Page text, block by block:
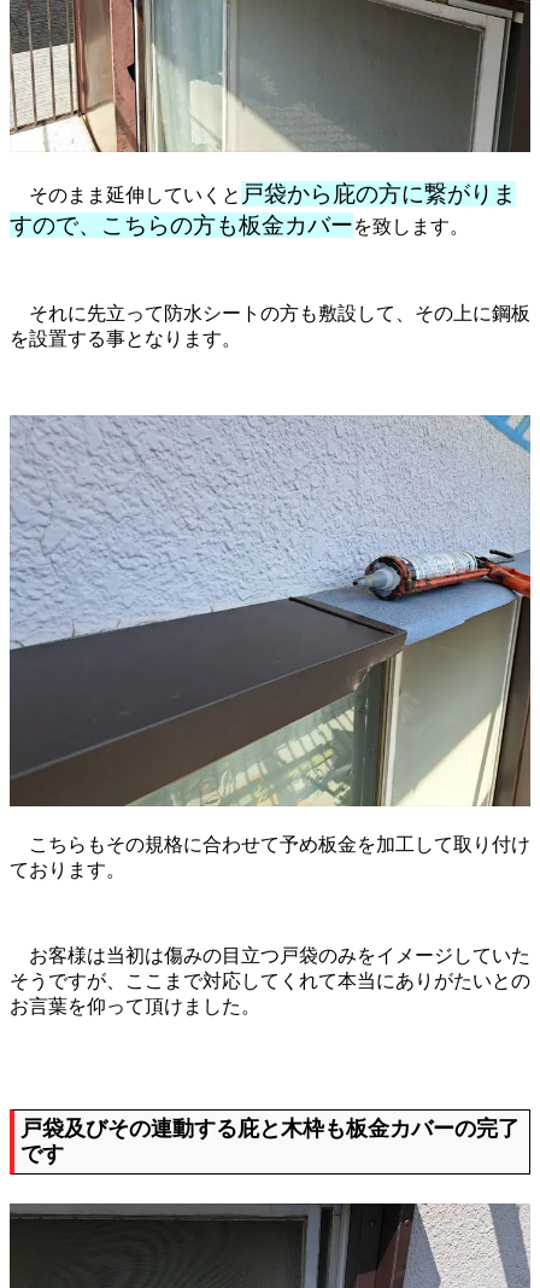
そのまま延伸していくと 戸袋から庇の方に繋がりま
すので、こちらの方も板金カバーを致します。
それに先立って防水シートの方も敷設して、その上に鋼板
を設置する事となります。
こちらもその規格に合わせて予め板金を加工して取り付け
ております。
お客様は当初は傷みの目立つ戸袋のみをイメージしていた
そうですが、ここまで対応してくれて本当にありがたいとの
お言葉を仰って頂けました。
戸袋及びその連動する庇と木枠も板金カバーの完了
です